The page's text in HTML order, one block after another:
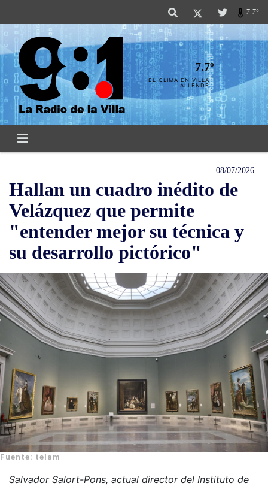
7.7º
7.7º
EL CLIMA EN VILLA
ALLENDE
08/07/2026
Hallan un cuadro inédito de
Velázquez que permite
"entender mejor su técnica y
su desarrollo pictórico"
Fuente: telam
Salvador Salort-Pons, actual director del Instituto de